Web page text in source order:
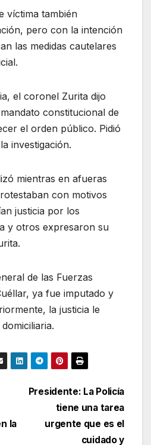
víctima también
pero con la intención
las medidas cautelares
el coronel Zurita dijo
constitucional de
el orden público. Pidió
investigación.
mientras en afueras
con motivos
justicia por los
y otros expresaron su
de las Fuerzas
ya fue imputado y
la justicia le
Presidente: La Policía
tiene una tarea
urgente que es el
cuidado y
la